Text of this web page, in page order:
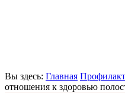
Вы здесь: Главная
отношения к здоровью